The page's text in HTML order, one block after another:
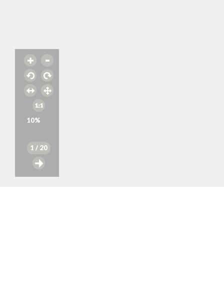
10%
1 / 20